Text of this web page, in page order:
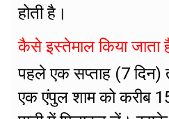
होती है।
कैसे इस्तेमाल किया जाता
पहले एक सप्ताह (7
एक एंपुल शाम को करीब